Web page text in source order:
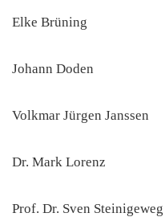
Elke Brüning
Johann Doden
Volkmar Jürgen Janssen
Dr. Mark Lorenz
Prof. Dr. Sven Steinigeweg